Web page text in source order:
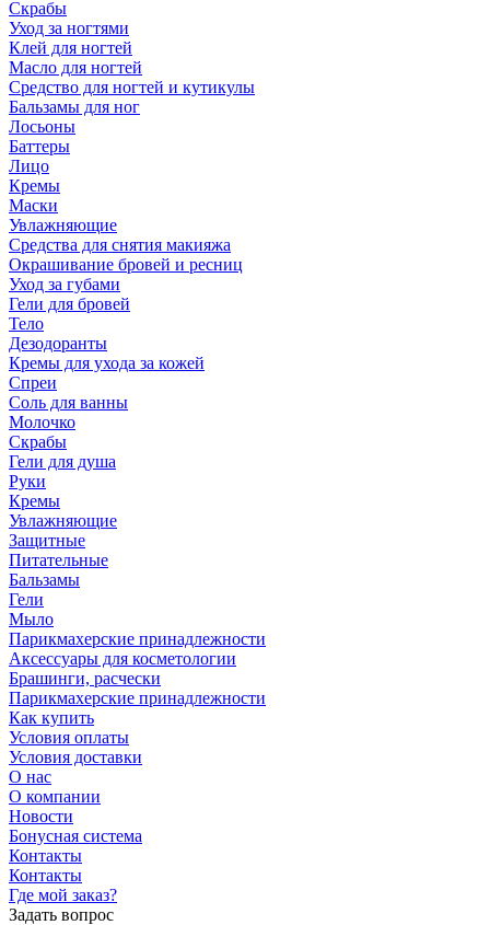
Скрабы
Уход за ногтями
Клей для ногтей
Масло для ногтей
Средство для ногтей и кутикулы
Бальзамы для ног
Лосьоны
Баттеры
Лицо
Кремы
Маски
Увлажняющие
Средства для снятия макияжа
Окрашивание бровей и ресниц
Уход за губами
Гели для бровей
Тело
Дезодоранты
Кремы для ухода за кожей
Спреи
Соль для ванны
Молочко
Скрабы
Гели для душа
Руки
Кремы
Увлажняющие
Защитные
Питательные
Бальзамы
Гели
Мыло
Парикмахерские принадлежности
Аксессуары для косметологии
Брашинги, расчески
Парикмахерские принадлежности
Как купить
Условия оплаты
Условия доставки
О нас
О компании
Новости
Бонусная система
Контакты
Контакты
Где мой заказ?
Задать вопрос